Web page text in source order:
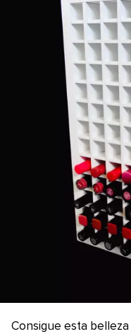
Consigue esta belleza